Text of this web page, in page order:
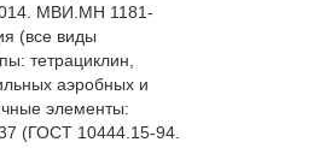
МВИ.МН 1181-
(все виды
тетрациклин,
аэробных и
элементы:
(ГОСТ 10444.15-94.